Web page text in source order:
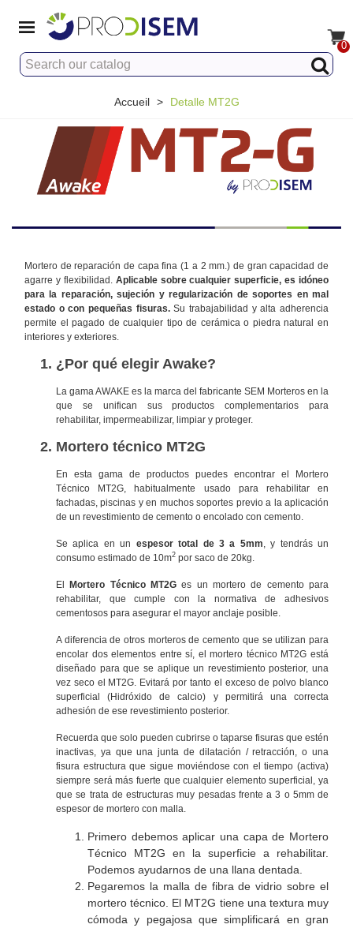
0
Accueil > Detalle MT2G
Mortero de reparación de capa fina (1 a 2 mm.) de gran capacidad de
agarre y flexibilidad. Aplicable sobre cualquier superficie, es idóneo
para la reparación, sujeción y regularización de soportes en mal
estado o con pequeñas fisuras.Su trabajabilidad y alta adherencia
permite el pagado de cualquier tipo de cerámica o piedra natural en
interiores y exteriores.
¿Por qué elegir Awake?
La gama AWAKE es la marca del fabricante SEM Morteros en la
que se unifican sus productos complementarios para
rehabilitar, impermeabilizar, limpiar y proteger.
Mortero técnico MT2G
En esta gama de productos puedes encontrar el Mortero
Técnico MT2G, habitualmente usado para rehabilitar en
fachadas, piscinas y en muchos soportes previo a la aplicación
de un revestimiento de cemento o encolado con cemento.
Se aplica en un espesor total de 3 a 5mm, y tendrás un
consumo estimado de 10m2 por saco de 20kg.
El Mortero Técnico MT2G es un mortero de cemento para
rehabilitar, que cumple con la normativa de adhesivos
cementosos para asegurar el mayor anclaje posible.
A diferencia de otros morteros de cemento que se utilizan para
encolar dos elementos entre sí, el mortero técnico MT2G está
diseñado para que se aplique un revestimiento posterior, una
vez seco el MT2G. Evitará por tanto el exceso de polvo blanco
superficial (Hidróxido de calcio) y permitirá una correcta
adhesión de ese revestimiento posterior.
Recuerda que solo pueden cubrirse o taparse fisuras que estén
inactivas, ya que una junta de dilatación / retracción, o una
fisura estructura que sigue moviéndose con el tiempo (activa)
siempre será más fuerte que cualquier elemento superficial, ya
que se trata de estructuras muy pesadas frente a 3 o 5mm de
espesor de mortero con malla.
Primero debemos aplicar una capa de Mortero
Técnico MT2G en la superficie a rehabilitar.
Podemos ayudarnos de una llana dentada.
Pegaremos la malla de fibra de vidrio sobre el
mortero técnico. El MT2G tiene una textura muy
cómoda y pegajosa que simplificará en gran